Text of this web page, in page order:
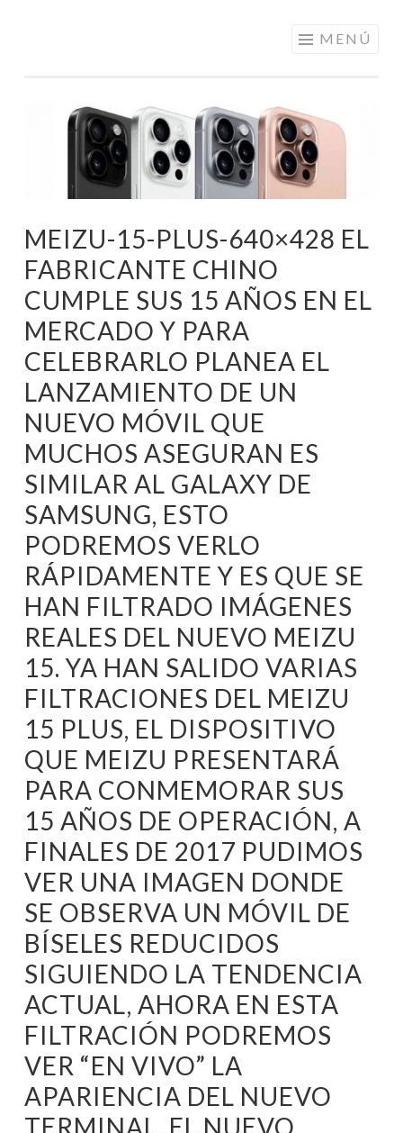
PRECIOS DE
ANDORRA
MENÚ
MEIZU-15-PLUS-640×428 EL
FABRICANTE CHINO
CUMPLE SUS 15 AÑOS EN EL
MERCADO Y PARA
CELEBRARLO PLANEA EL
LANZAMIENTO DE UN
NUEVO MÓVIL QUE
MUCHOS ASEGURAN ES
SIMILAR AL GALAXY DE
SAMSUNG, ESTO
PODREMOS VERLO
RÁPIDAMENTE Y ES QUE SE
HAN FILTRADO IMÁGENES
REALES DEL NUEVO MEIZU
15. YA HAN SALIDO VARIAS
FILTRACIONES DEL MEIZU
15 PLUS, EL DISPOSITIVO
QUE MEIZU PRESENTARÁ
PARA CONMEMORAR SUS
15 AÑOS DE OPERACIÓN, A
FINALES DE 2017 PUDIMOS
VER UNA IMAGEN DONDE
SE OBSERVA UN MÓVIL DE
BÍSELES REDUCIDOS
SIGUIENDO LA TENDENCIA
ACTUAL, AHORA EN ESTA
FILTRACIÓN PODREMOS
VER “EN VIVO” LA
APARIENCIA DEL NUEVO